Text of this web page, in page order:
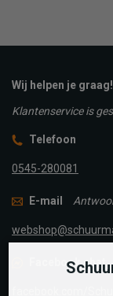
Wij helpen je graag!
Klantenservice is
Telefoon
0545-280081
E-mail
Facebook chat